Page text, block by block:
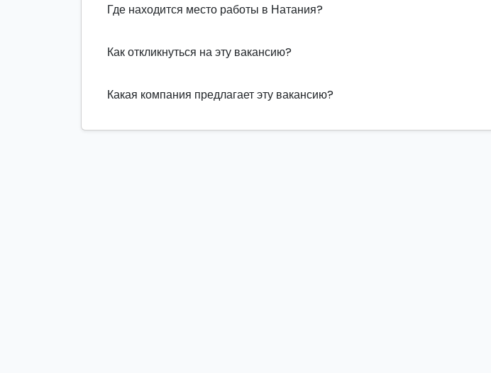
Где находится место работы в Натания?
Как откликнуться на эту вакансию?
Какая компания предлагает эту вакансию?